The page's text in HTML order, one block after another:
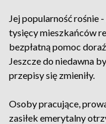
Jej popularność rośnie
tysięcy mieszkańców
bezpłatną pomoc
Jeszcze do niedawna
przepisy się zmieniły.
Osoby pracujące,
zasiłek emerytalny